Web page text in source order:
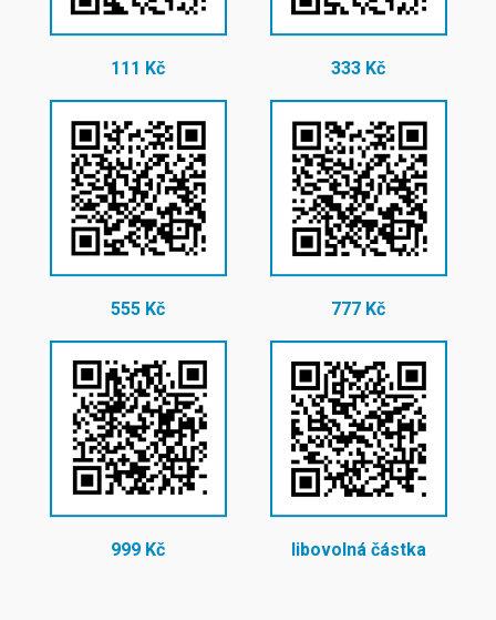
111 Kč 333 Kč
555 Kč 777 Kč
999 Kč libovolná částka